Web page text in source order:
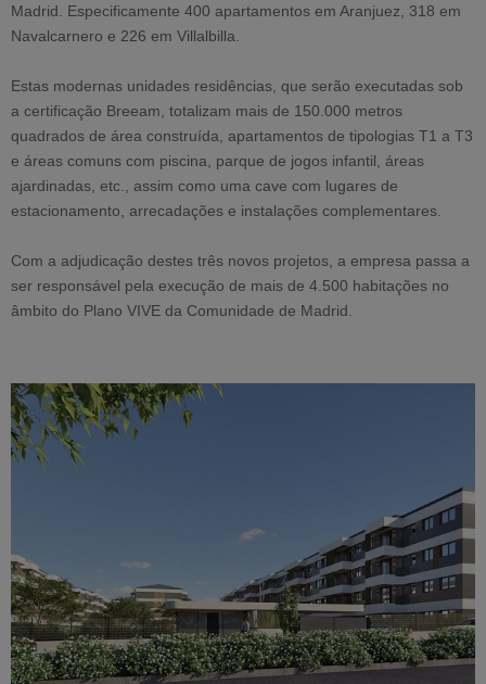
Madrid. Especificamente 400 apartamentos em Aranjuez, 318 em
Navalcarnero e 226 em Villalbilla.
Estas modernas unidades residências, que serão executadas sob
a certificação Breeam, totalizam mais de 150.000 metros
quadrados de área construída, apartamentos de tipologias T1 a T3
e áreas comuns com piscina, parque de jogos infantil, áreas
ajardinadas, etc., assim como uma cave com lugares de
estacionamento, arrecadações e instalações complementares.
Com a adjudicação destes três novos projetos, a empresa passa a
ser responsável pela execução de mais de 4.500 habitações no
âmbito do Plano VIVE da Comunidade de Madrid.